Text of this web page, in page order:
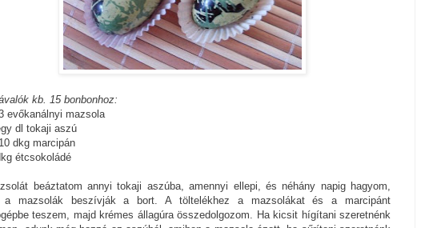
kb. 15 bonbonhoz:
evőkanálnyi mazsola
dl tokaji aszú
dkg marcipán
étcsokoládé
beáztatom annyi tokaji aszúba, amennyi ellepi, és néhány napig hagyom,
a mazsolák beszívják a bort. A töltelékhez a mazsolákat és a marcipánt
teszem, majd krémes állagúra összedolgozom. Ha kicsit hígítani szeretnénk